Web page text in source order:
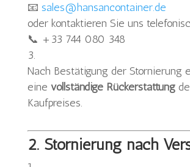
📧 sales@hansancontainer.de
oder kontaktieren Sie uns
📞 +33 744 080 348
Nach Bestätigung der Stornierung
eine vollständige Rückerstattung
Kaufpreises.
2. Stornierung nach